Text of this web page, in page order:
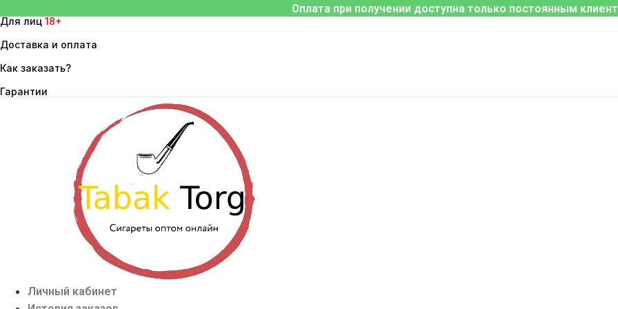
к
содержимому
Оплата при получении доступна только постоянным
Для лиц 18+
Доставка и оплата
Как заказать?
Гарантии
Личный кабинет